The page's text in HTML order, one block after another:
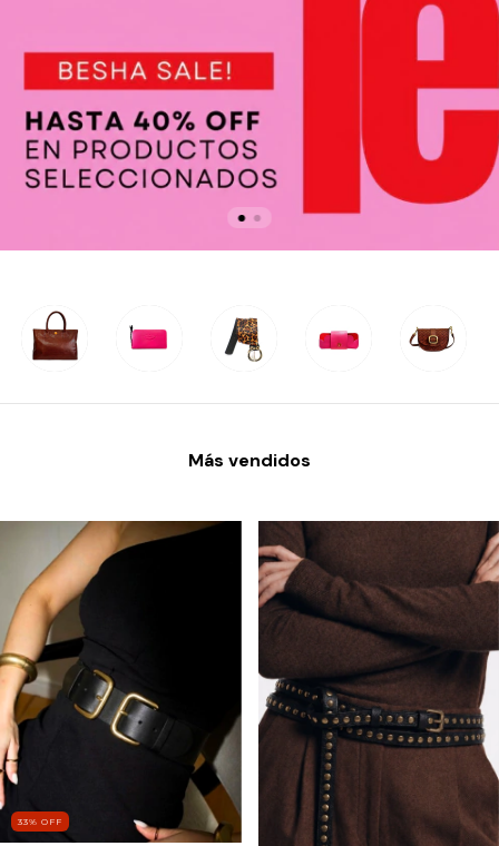
Más vendidos
33% OFF